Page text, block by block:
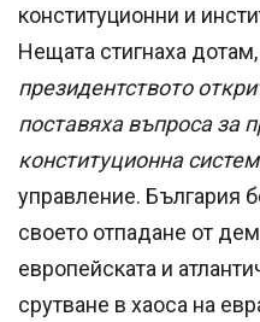
конституционни и
Нещата стигнаха
президентството
поставяха въпроса за
конституционна
управление. България
своето отпадане от
европейската и
срутване в хаоса на